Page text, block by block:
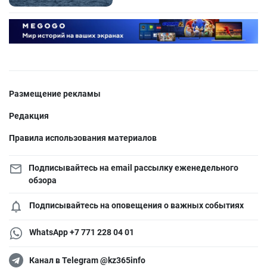
Размещение рекламы
Редакция
Правила использования материалов
Подписывайтесь на email рассылку еженедельного
обзора
Подписывайтесь на оповещения о важных событиях
WhatsApp +7 771 228 04 01
Канал в Telegram @kz365info